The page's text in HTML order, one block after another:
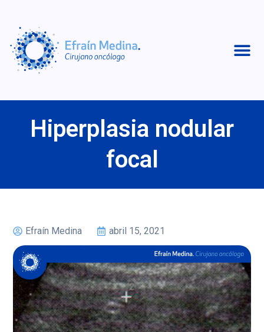
Hiperplasia nodular
focal
Efraín Medina abril 15, 2021